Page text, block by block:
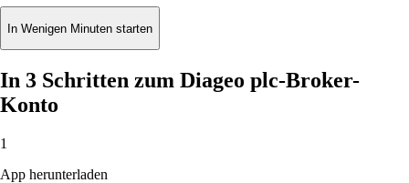
In Wenigen Minuten starten
In 3 Schritten zum Diageo plc-Broker-
Konto
1
App herunterladen